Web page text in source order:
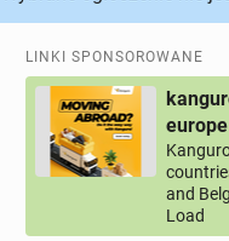
LINKI SPONSOROWANE
europe
and
Load